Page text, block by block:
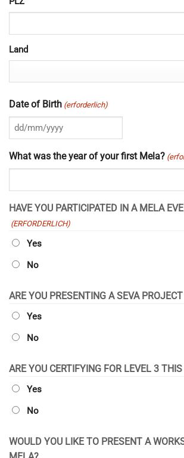
Land
Date of Birth (erforderlich)
TT
Schrägstrich
JJJJ
What was the year of your first Mela?
HAVE YOU PARTICIPATED IN A MELA
(ERFORDERLICH)
Yes
No
ARE YOU PRESENTING A SEVA
Yes
No
ARE YOU CERTIFYING FOR LEVEL 3
Yes
No
WOULD YOU LIKE TO PRESENT A